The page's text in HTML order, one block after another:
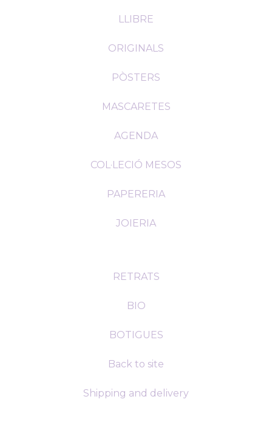
LLIBRE
ORIGINALS
PÒSTERS
MASCARETES
AGENDA
COL·LECIÓ MESOS
PAPERERIA
JOIERIA
RETRATS
BIO
BOTIGUES
Back to site
Shipping and delivery